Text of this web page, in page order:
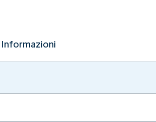
Informazioni